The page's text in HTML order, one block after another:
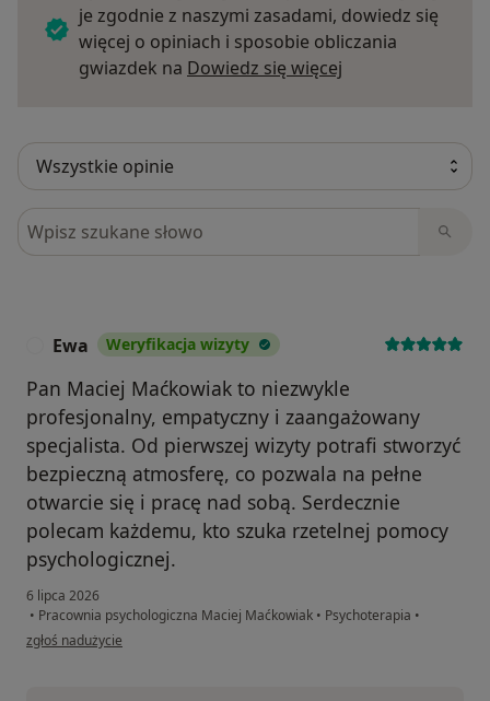
je zgodnie z naszymi zasadami, dowiedz się
więcej o opiniach i sposobie obliczania
gwiazdek na Dowiedz się więcej
Szukaj w opiniach
Ewa Weryfikacja wizyty
Pan Maciej Maćkowiak to niezwykle
profesjonalny, empatyczny i zaangażowany
specjalista. Od pierwszej wizyty potrafi stworzyć
bezpieczną atmosferę, co pozwala na pełne
otwarcie się i pracę nad sobą. Serdecznie
polecam każdemu, kto szuka rzetelnej pomocy
psychologicznej.
6 lipca 2026
• Pracownia psychologiczna Maciej Maćkowiak • Psychoterapia •
w opinii użytkownika Ewa
zgłoś nadużycie